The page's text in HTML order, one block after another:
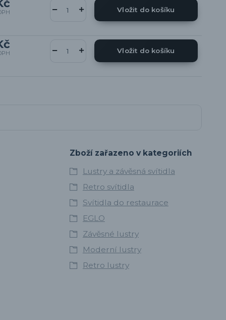
Vložit do košíku
Vložit do košíku
Zboží zařazeno v kategoriích
Lustry a závěsná svítidla
Retro svítidla
Svítidla do restaurace
EGLO
Závěsné lustry
Moderní lustry
Retro lustry